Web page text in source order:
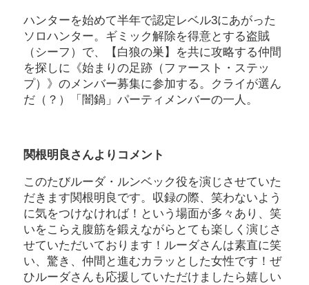
ハンターを始めて半年で認定レベル3にあがった
ソロハンター。ギミック解除を得意とする盗賊
（シーフ）で、【白狼の巣】を共に攻略する仲間
を探しに《始まりの足跡（ファースト・ステッ
プ）》のメンバー募集に参加する。クライが選ん
だ（？）「闇鍋」パーティメンバーの一人。
関根明良さんよりコメント
このたびルーダ・ルンベック役を演じさせていた
だきます関根明良です。収録の際、笑わないよう
に気をつけなければ！という場面が多々あり、笑
いをこらえ腹筋を鍛えながらとても楽しく演じさ
せていただいております！ルーダさんは素直に笑
い、驚き、仲間と進むカラッとした女性です！ぜ
ひルーダさんも応援していただけましたら嬉しい